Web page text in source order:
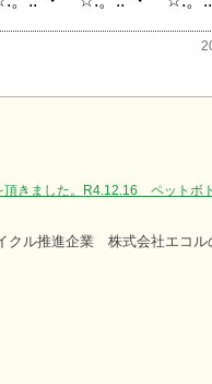
きました。 R4.12.16 ペットボ
クル推進企業 株式会社エコル